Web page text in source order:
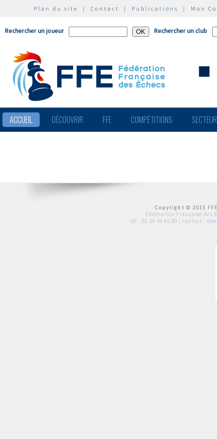
Plan du site | Contact | Publications | Mon
Rechercher un joueur Rechercher un club
ACCUEIL DÉCOUVRIR FFE COMPÉTITIONS
Copyright © 2015
Fédération Française des
tél : 01 39 44 65 80 | contact :